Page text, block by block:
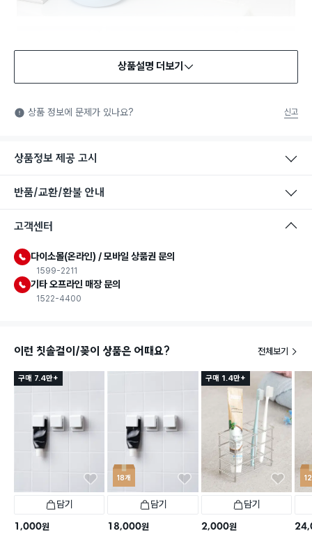
상품설명 더보기
상품 정보에 문제가 있나요? 신고
상품정보 제공 고시
반품/교환/환불 안내
고객센터
다이소몰(온라인) / 모바일 상품권 문의
1599-2211
기타 오프라인 매장 문의
1522-4400
이런 칫솔걸이/꽂이 상품은 어때요? 전체보기
구매 7.4만+
담기
1,000원
18개
담기
18,000원
구매 1.4만+
담기
2,000원